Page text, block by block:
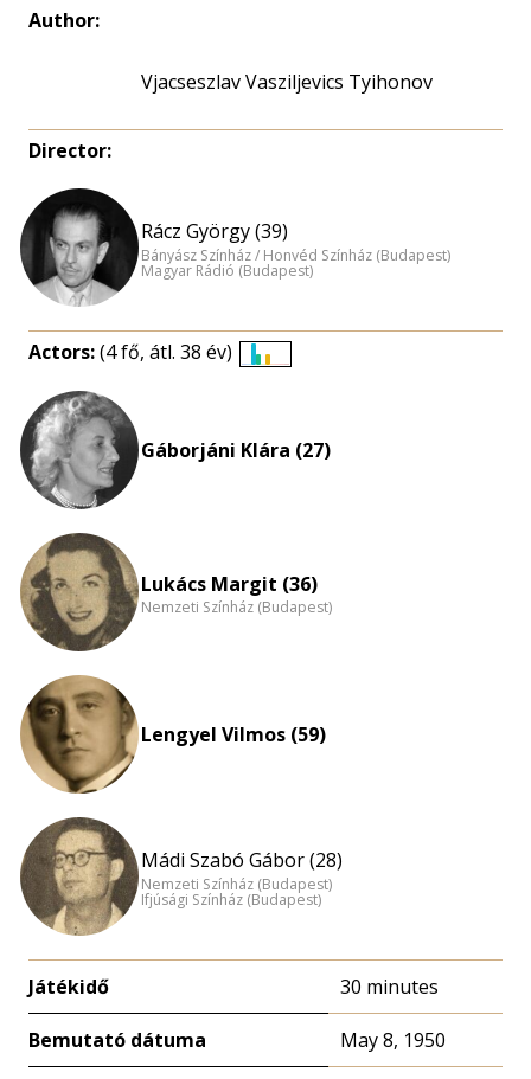
Author:
Vjacseszlav Vasziljevics Tyihonov
Director:
Rácz György (39)
Bányász Színház / Honvéd Színház (Budapest)
Magyar Rádió (Budapest)
Actors:(4 fő, átl. 38 év)
Gáborjáni Klára (27)
Lukács Margit (36)
Nemzeti Színház (Budapest)
Lengyel Vilmos (59)
Mádi Szabó Gábor (28)
Nemzeti Színház (Budapest)
Ifjúsági Színház (Budapest)
Játékidő 30 minutes
Bemutató dátuma May 8, 1950